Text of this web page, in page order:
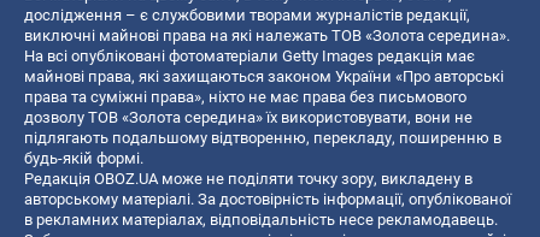
дослідження – є службовими творами журналістів редакції,
виключні майнові права на які належать ТОВ «Золота середина».
На всі опубліковані фотоматеріали Getty Images редакція має
майнові права, які захищаються законом України «Про авторські
права та суміжні права», ніхто не має права без письмового
дозволу ТОВ «Золота середина» їх використовувати, вони не
підлягають подальшому відтворенню, перекладу, поширенню в
будь-якій формі.
Редакція OBOZ.UA може не поділяти точку зору, викладену в
авторському матеріалі. За достовірність інформації, опублікованої
в рекламних матеріалах, відповідальність несе рекламодавець.